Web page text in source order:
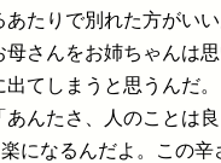
たりで別れた方がい
さんをお姉ちゃんは
てしまうと思うんだ
んたさ、人のことは
になるんだよ。この